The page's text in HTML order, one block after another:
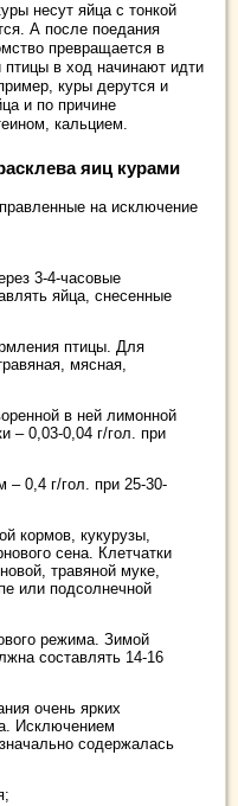
несут яйца с тонкой
А после поедания
превращается в
птицы в ход начинают идти
куры дерутся и
и по причине
кальцием.
яиц курами
на исключение
3-4-часовые
яйца, снесенные
птицы. Для
мясная,
в ней лимонной
– 0,03-0,04 г/гол. при
– 0,4 г/гол. при 25-30-
кормов, кукурузы,
сена. Клетчатки
травяной муке,
или подсолнечной
режима. Зимой
составлять 14-16
очень ярких
Исключением
содержалась